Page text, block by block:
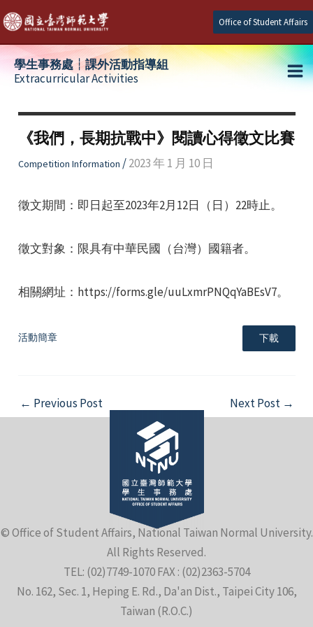
Skip
to
content
Office of Student Affairs
學生事務處┆課外活動指導組
Extracurricular Activities
《我們，長期抗戰中》閱讀心得徵文比賽
Competition Information /2023 年 1 月 10 日
徵文期間：即日起至2023年2月12日（日）22時止。
徵文對象：限具有中華民國（台灣）國籍者。
相關網址：https://forms.gle/uuLxmrPNQqYaBEsV7。
活動簡章 下載
Post
navigation
← Previous Post Next Post →
© Office of Student Affairs, National Taiwan Normal University.
All Rights Reserved.
TEL: (02)7749-1070 FAX : (02)2363-5704
No. 162, Sec. 1, Heping E. Rd., Da'an Dist., Taipei City 106,
Taiwan (R.O.C.)